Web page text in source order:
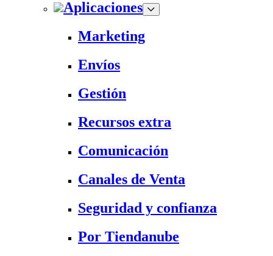
Aplicaciones
Marketing
Envíos
Gestión
Recursos extra
Comunicación
Canales de Venta
Seguridad y confianza
Por Tiendanube